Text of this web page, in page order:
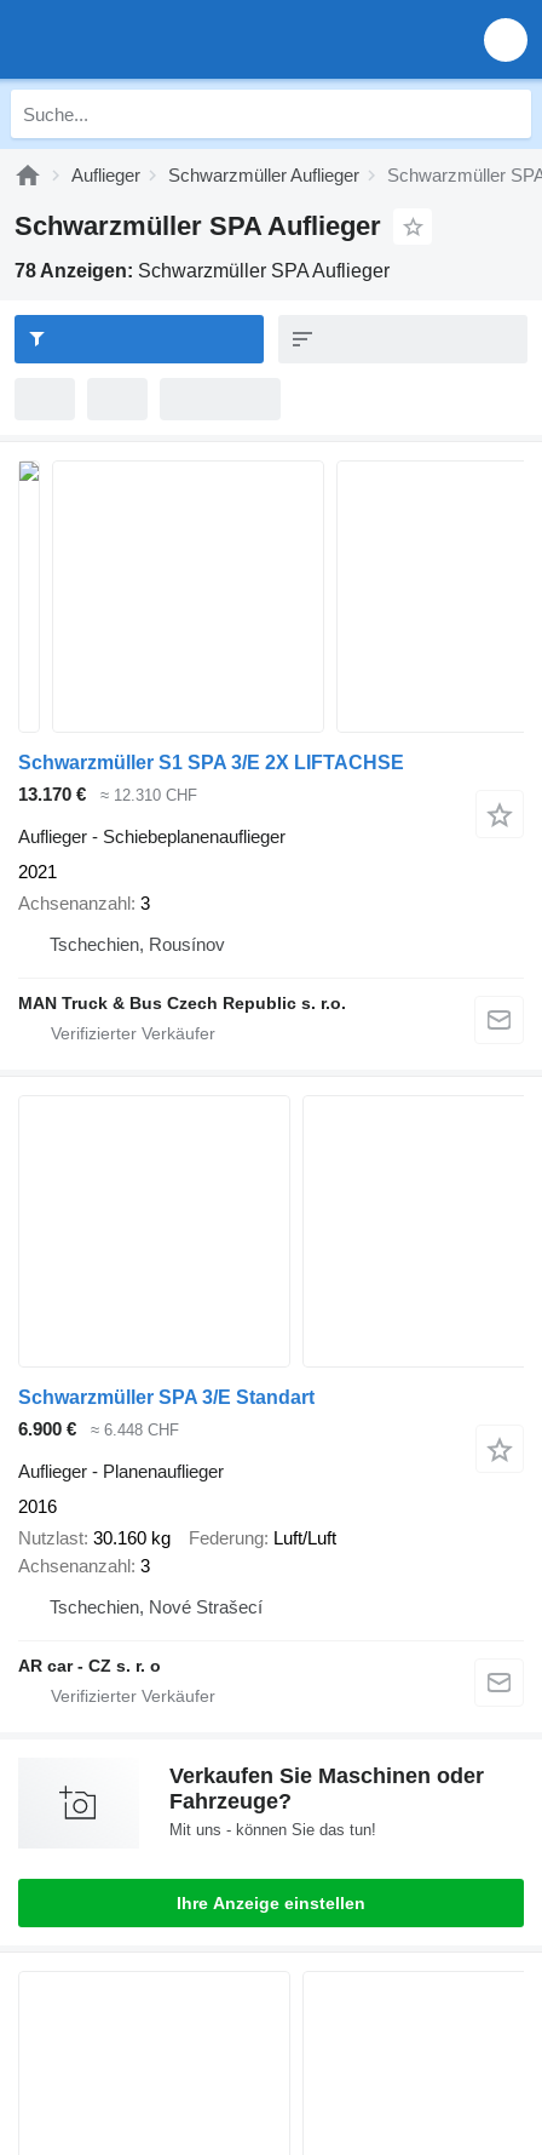
Auflieger Schwarzmüller Auflieger Schwarzmüller
Schwarzmüller SPA Auflieger
78 Anzeigen: Schwarzmüller SPA Auflieger
Schwarzmüller S1 SPA 3/E 2X LIFTACHSE
13.170 €
≈ 12.310 CHF
Auflieger - Schiebeplanenauflieger
2021
Achsenanzahl 3
Tschechien, Rousínov
MAN Truck & Bus Czech Republic s. r.o.
Schwarzmüller SPA 3/E Standart
6.900 €
≈ 6.448 CHF
Auflieger - Planenauflieger
2016
Nutzlast 30.160 kg Federung Luft/Luft
Achsenanzahl 3
Tschechien, Nové Strašecí
AR car - CZ s. r. o
Verkaufen Sie Maschinen oder
Fahrzeuge?
Mit uns - können Sie das tun!
Ihre Anzeige einstellen